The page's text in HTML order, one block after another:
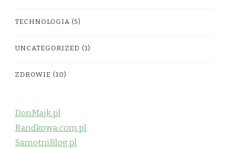
TECHNOLOGIA (5)
UNCATEGORIZED (1)
ZDROWIE (10)
DonMajk.pl
Randkowa.com.pl
SamotniBlog.pl